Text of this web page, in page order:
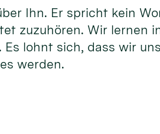
Ihn. Er spricht kein
zuzuhören. Wir lernen
lohnt sich, dass wir
werden.